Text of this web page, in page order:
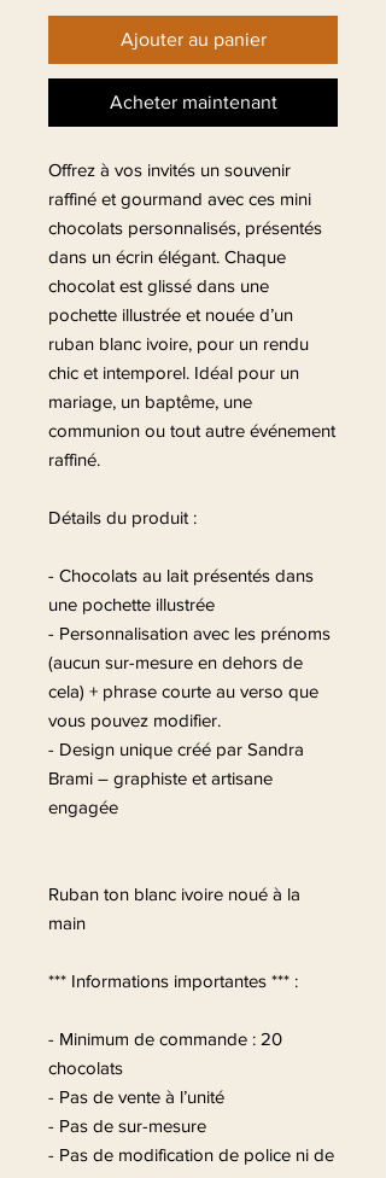
Ajouter au panier
Acheter maintenant
Offrez à vos invités un souvenir
raffiné et gourmand avec ces mini
chocolats personnalisés, présentés
dans un écrin élégant. Chaque
chocolat est glissé dans une
pochette illustrée et nouée d’un
ruban blanc ivoire, pour un rendu
chic et intemporel. Idéal pour un
mariage, un baptême, une
communion ou tout autre événement
raffiné.
Détails du produit :
- Chocolats au lait présentés dans
une pochette illustrée
- Personnalisation avec les prénoms
(aucun sur-mesure en dehors de
cela) + phrase courte au verso que
vous pouvez modifier.
- Design unique créé par Sandra
Brami – graphiste et artisane
engagée
Ruban ton blanc ivoire noué à la
main
*** Informations importantes *** :
- Minimum de commande : 20
chocolats
- Pas de vente à l’unité
- Pas de sur-mesure
- Pas de modification de police ni de